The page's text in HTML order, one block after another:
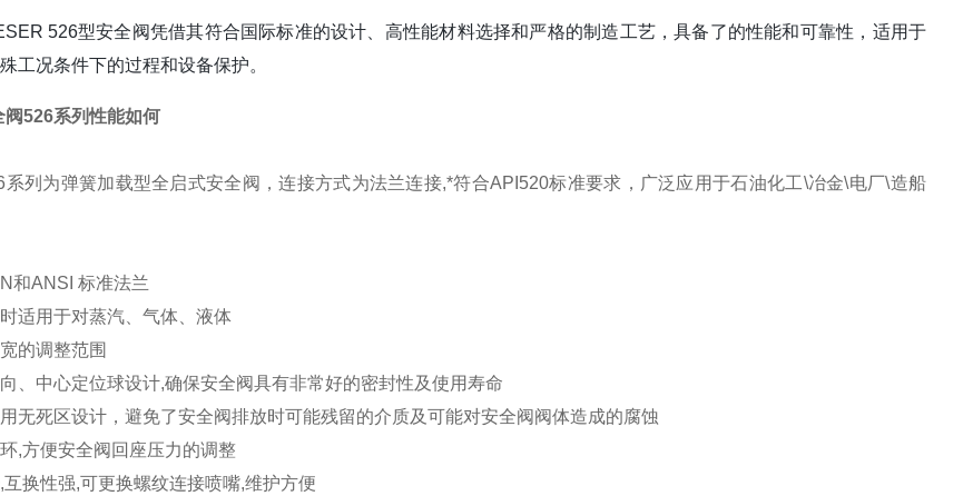
526型安全阀凭借其符合国际标准的设计、高性能材料选择和严格的制造工艺，具备了的性能和可靠性，适用于
工况条件下的过程和设备保护。
阀526系列性能如何
系列为弹簧加载型全启式安全阀，连接方式为法兰连接,*符合API520标准要求，广泛应用于石油化工\冶金\电厂\造船
和ANSI 标准法兰
适用于对蒸汽、气体、液体
的调整范围
、中心定位球设计,确保安全阀具有非常好的密封性及使用寿命
无死区设计，避免了安全阀排放时可能残留的介质及可能对安全阀阀体造成的腐蚀
,方便安全阀回座压力的调整
换性强,可更换螺纹连接喷嘴,维护方便